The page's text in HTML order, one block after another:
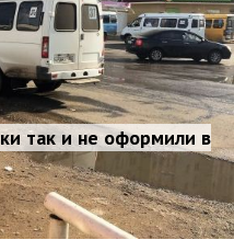
так и не оформили в